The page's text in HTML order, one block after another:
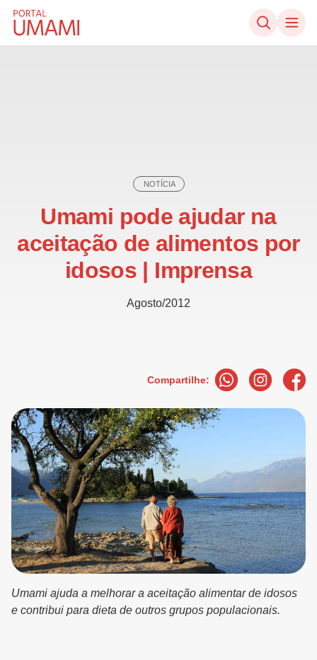
Ir direto ao conteúdo
NOTÍCIA
Umami pode ajudar na
aceitação de alimentos por
idosos | Imprensa
Agosto/2012
Compartilhe:
Umami ajuda a melhorar a aceitação alimentar de idosos
e contribui para dieta de outros grupos populacionais.